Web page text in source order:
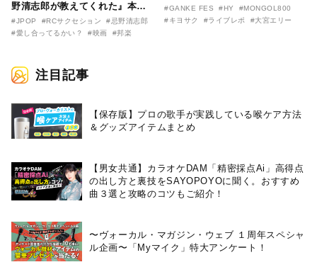
野清志郎が教えてくれた』本予
告映像とキービジュアルがつい
に解禁！ キヨシロー関連商品も
#JPOP #RCサクセション
#忌野清志郎
#愛し合ってるかい？
#映画 #邦楽
リー作『アイヌの神々の崖』を
前に、キヨサク
#GANKE FES #HY
#MONGOL800
#キヨサク
#ライブレポ #大宮エリー
注目記事
【保存版】プロの歌手が実践している喉ケア⽅法
＆グッズアイテムまとめ
【男女共通】カラオケDAM「精密採点Ai」高得点
の出し方と裏技をSAYOPOYOに聞く。おすすめ
曲３選と攻略のコツもご紹介！
〜ヴォーカル・マガジン・ウェブ １周年スペシャ
ル企画〜「Myマイク」特大アンケート！